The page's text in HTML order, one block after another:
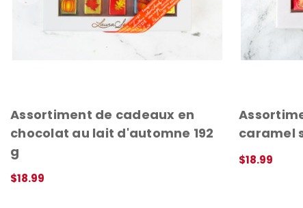
Assortiment de cadeaux en
chocolat au lait d'automne 192
g
$18.99
caramel
$18.99